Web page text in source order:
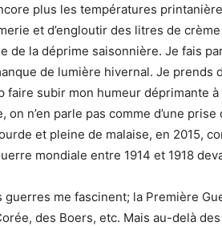
plus les températures
et d’engloutir des litres de
de la déprime saisonnière. Je fais
de lumière hivernal. Je prends
faire subir mon humeur déprimante
on n’en parle pas comme d’une
et pleine de malaise, en 2015,
mondiale entre 1914 et 1918
guerres me fascinent; la Première
des Boers, etc. Mais au-delà